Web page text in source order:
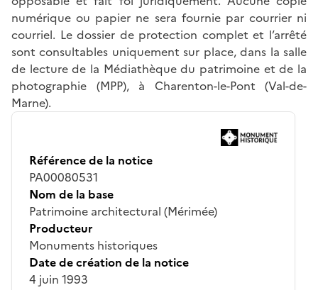
numérique ou papier ne sera fournie par courrier ni
courriel. Le dossier de protection complet et l’arrêté
sont consultables uniquement sur place, dans la salle
de lecture de la Médiathèque du patrimoine et de la
photographie (MPP), à Charenton-le-Pont (Val-de-
Marne).
Référence de la notice
PA00080531
Nom de la base
Patrimoine architectural (Mérimée)
Producteur
Monuments historiques
Date de création de la notice
4 juin 1993